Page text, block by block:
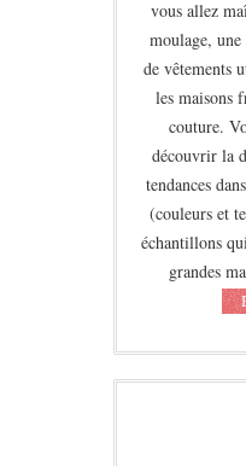
vous allez
moulage,
de vêtements
les maisons
couture.
découvrir la
tendances
(couleurs et
échantillons
grandes